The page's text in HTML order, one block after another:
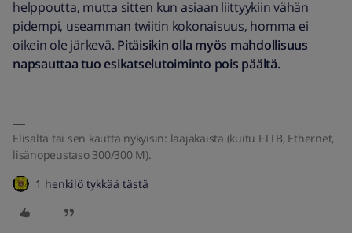
helppoutta, mutta sitten kun asiaan liittyykiin vähän
pidempi, useamman twiitin kokonaisuus, homma ei
oikein ole järkevä. Pitäisikin olla myös mahdollisuus
napsauttaa tuo esikatselutoiminto pois päältä.
Elisalta tai sen kautta nykyisin: laajakaista (kuitu FTTB, Ethernet,
lisänopeustaso 300/300 M).
1 henkilö tykkää tästä